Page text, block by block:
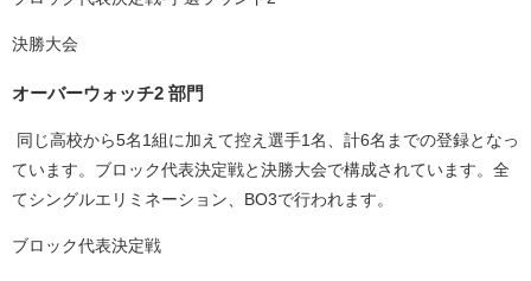
決勝⼤会
オーバーウォッチ2 部門
同じ高校から5名1組に加えて控え選手1名、計6名までの登録となっ
ています。ブロック代表決定戦と決勝⼤会で構成されています。全
てシングルエリミネーション、BO3で行われます。
ブロック代表決定戦